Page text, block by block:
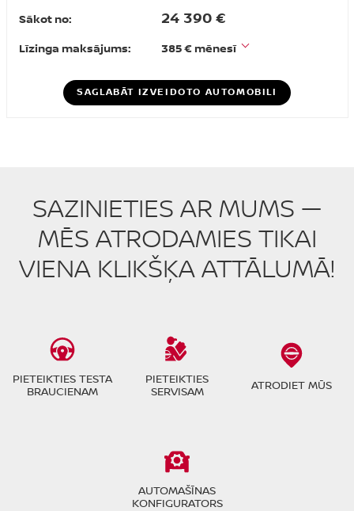
Sākot no: 24 390 €
Līzinga maksājums: 385 € mēnesī
SAGLABĀT IZVEIDOTO AUTOMOBILI
SAZINIETIES AR MUMS —
MĒS ATRODAMIES TIKAI
VIENA KLIKŠĶA ATTĀLUMĀ!
PIETEIKTIES TESTA
BRAUCIENAM
PIETEIKTIES
SERVISAM
ATRODIET MŪS
AUTOMAŠĪNAS
KONFIGURATORS